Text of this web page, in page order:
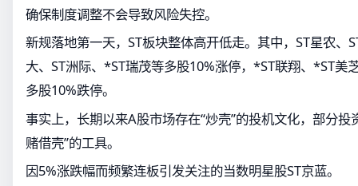
确保制度调整不会导致风险失控。
新规落地第一天，ST板块整体高开低走。其中，ST星农、
大、ST洲际、*ST瑞茂等多股10%涨停，*ST联翔、*ST美
多股10%跌停。
事实上，长期以来A股市场存在“炒壳”的投机文化，部分投
赌借壳”的工具。
因5%涨跌幅而频繁连板引发关注的当数明星股ST京蓝。